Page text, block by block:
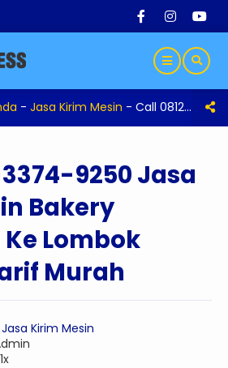
- Jasa Kirim Mesin - Call 0812-3374-9250 Jasa Kirim Mesin Bakery Surabaya Ke Lombok Dengan Tarif Murah
9250 Jasa
Bakery
Lombok
Murah
Jasa Kirim Mesin